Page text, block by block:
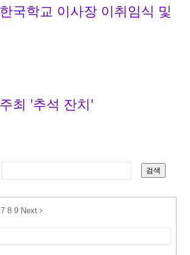
국학교 이사장 이취임식 및
최 '추석 잔치'
검색
7 8 9 Next